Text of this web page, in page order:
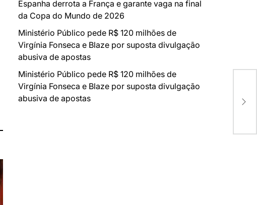
Espanha derrota a França e garante vaga na final
da Copa do Mundo de 2026
Ministério Público pede R$ 120 milhões de
Virgínia Fonseca e Blaze por suposta divulgação
abusiva de apostas
Ministério Público pede R$ 120 milhões de
Virgínia Fonseca e Blaze por suposta divulgação
abusiva de apostas